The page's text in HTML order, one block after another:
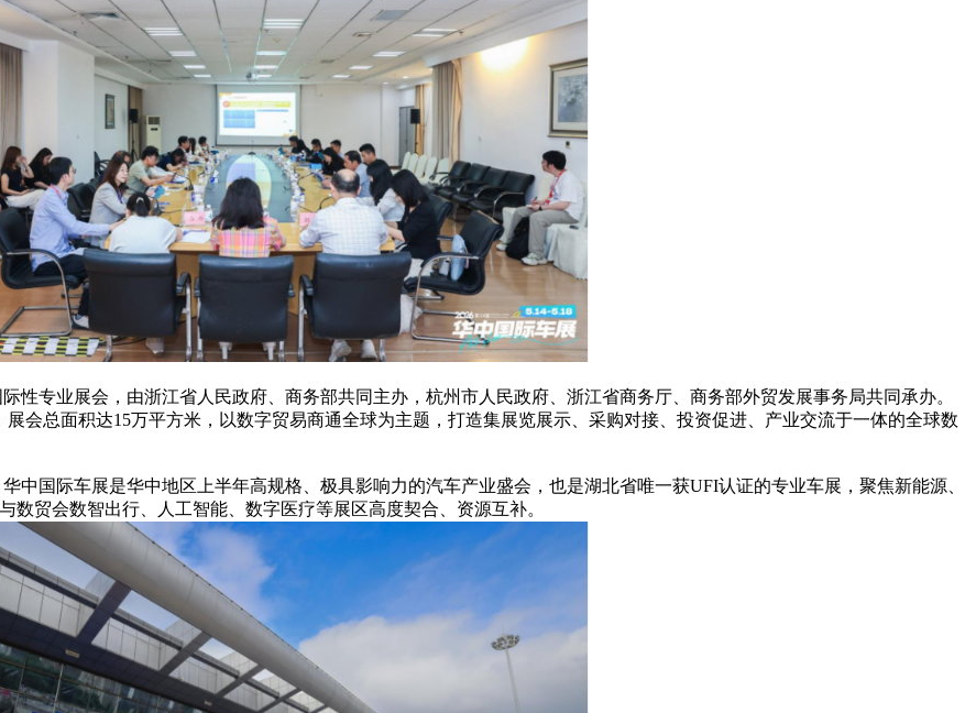
专业展会，由浙江省人民政府、商务部共同主办，杭州市人民政府、浙江省商务厅、商务部外贸发展事务局共同承办。
会总面积达15万平方米，以数字贸易商通全球为主题，打造集展览展示、采购对接、投资促进、产业交流于一体的全球数
国际车展是华中地区上半年高规格、极具影响力的汽车产业盛会，也是湖北省唯一获UFI认证的专业车展，聚焦新能源、
贸会数智出行、人工智能、数字医疗等展区高度契合、资源互补。